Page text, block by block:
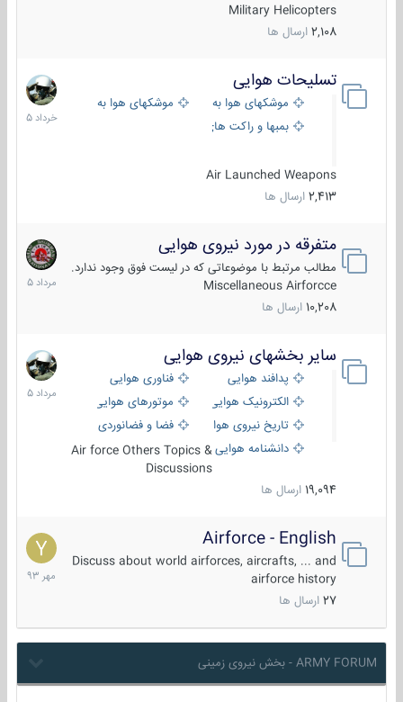
Military Helicopters
2,108 ارسال ها
تسلیحات هوایی
موشکهای هوا به هوا
موشکهای هوا به سطح
بمبها و راکت های هوایی
Air Launched Weapons
2,413 ارسال ها
30
خرداد
1405
متفرقه در مورد نیروی هوایی
مطالب مرتبط با موضوعاتی که در لیست فوق وجود ندارد.
Miscellaneous Airforcce
10,208 ارسال ها
7
مرداد
1405
سایر بخشهای نیروی هوایی
پدافند هوایی
فناوری هوایی
الکترونیک هوایی
موتورهای هوایی
تاریخ نیروی هوایی
فضا و فضانوردی
دانشنامه هواییAir force Others Topics &
Discussions
19,094 ارسال ها
2
مرداد
1405
Airforce - English
Discuss about world airforces, aircrafts, ... and
airforce history
27 ارسال ها
15
مهر
1393
ARMY FORUM - بخش نیروی زمینی